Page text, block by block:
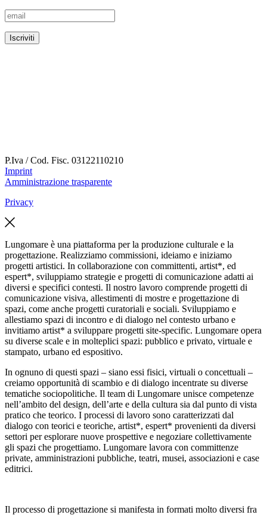
P.Iva / Cod. Fisc. 03122110210
Imprint
Amministrazione trasparente
Privacy
Lungomare è una piattaforma per la produzione culturale e la
progettazione. Realizziamo commissioni, ideiamo e iniziamo
progetti artistici. In collaborazione con committenti, artist*, ed
espert*, sviluppiamo strategie e progetti di comunicazione adatti ai
diversi e specifici contesti. Il nostro lavoro comprende progetti di
comunicazione visiva, allestimenti di mostre e progettazione di
spazi, come anche progetti curatoriali e sociali. Sviluppiamo e
allestiamo spazi di incontro e di dialogo nel contesto urbano e
invitiamo artist* a sviluppare progetti site-specific. Lungomare opera
su diverse scale e in molteplici spazi: pubblico e privato, virtuale e
stampato, urbano ed espositivo.
In ognuno di questi spazi – siano essi fisici, virtuali o concettuali –
creiamo opportunità di scambio e di dialogo incentrate su diverse
tematiche sociopolitiche. Il team di Lungomare unisce competenze
nell’ambito del design, dell’arte e della cultura sia dal punto di vista
pratico che teorico. I processi di lavoro sono caratterizzati dal
dialogo con teorici e teoriche, artist*, espert* provenienti da diversi
settori per esplorare nuove prospettive e negoziare collettivamente
gli spazi che progettiamo. Lungomare lavora con committenze
private, amministrazioni pubbliche, teatri, musei, associazioni e case
editrici.
Il processo di progettazione si manifesta in formati molto diversi fra